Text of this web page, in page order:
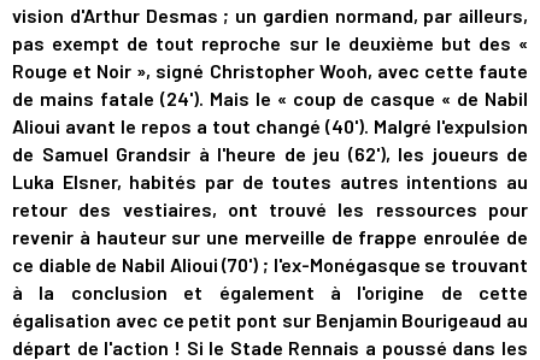
vision d'Arthur Desmas ; un gardien normand, par ailleurs,
pas exempt de tout reproche sur le deuxième but des «
Rouge et Noir », signé Christopher Wooh, avec cette faute
de mains fatale (24'). Mais le « coup de casque « de Nabil
Alioui avant le repos a tout changé (40'). Malgré l'expulsion
de Samuel Grandsir à l'heure de jeu (62'), les joueurs de
Luka Elsner, habités par de toutes autres intentions au
retour des vestiaires, ont trouvé les ressources pour
revenir à hauteur sur une merveille de frappe enroulée de
ce diable de Nabil Alioui (70') ; l'ex-Monégasque se trouvant
à la conclusion et également à l'origine de cette
égalisation avec ce petit pont sur Benjamin Bourigeaud au
départ de l'action ! Si le Stade Rennais a poussé dans les